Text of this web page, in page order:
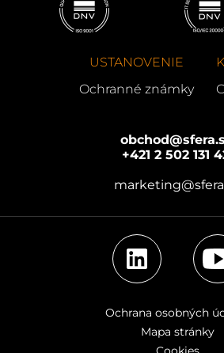
USTANOVENIE
Ochranné známky
+421 2 502 131
Ochrana osobných
Mapa stránky